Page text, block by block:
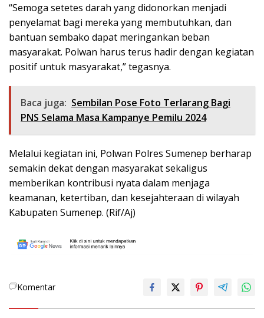
“Semoga setetes darah yang didonorkan menjadi
penyelamat bagi mereka yang membutuhkan, dan
bantuan sembako dapat meringankan beban
masyarakat. Polwan harus terus hadir dengan kegiatan
positif untuk masyarakat,” tegasnya.
Baca juga: Sembilan Pose Foto Terlarang Bagi
PNS Selama Masa Kampanye Pemilu 2024
Melalui kegiatan ini, Polwan Polres Sumenep berharap
semakin dekat dengan masyarakat sekaligus
memberikan kontribusi nyata dalam menjaga
keamanan, ketertiban, dan kesejahteraan di wilayah
Kabupaten Sumenep. (Rif/Aj)
Komentar